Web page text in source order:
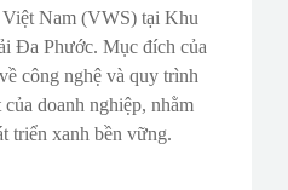
Nam (VWS) tại Khu
Đa Phước. Mục đích của
công nghệ và quy trình
doanh nghiệp, nhằm
triển xanh bền vững.